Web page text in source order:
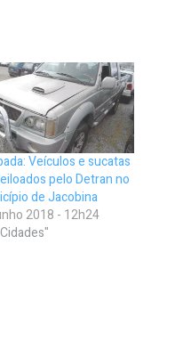
Veículos e sucatas
pelo Detran no
de Jacobina
2018 - 12h24